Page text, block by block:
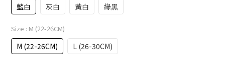
藍白 灰白 黃白 綠黑
Size : M (22-26CM)
M (22-26CM) L (26-30CM)